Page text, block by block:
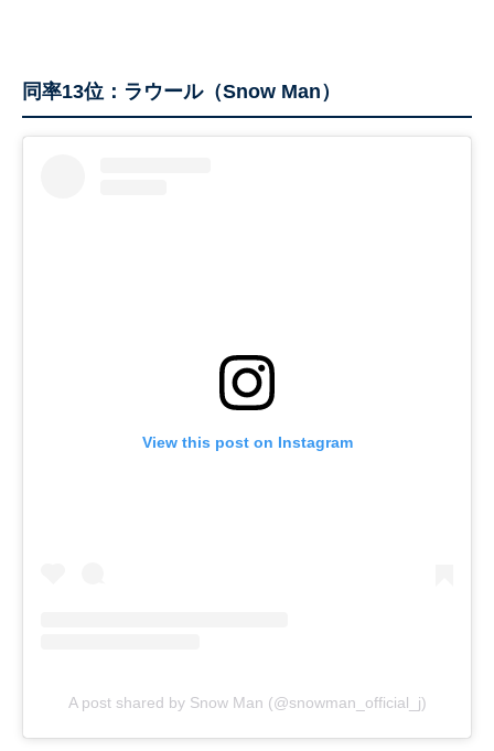
同率13位：ラウール（Snow Man）
View this post on Instagram
A post shared by Snow Man (@snowman_official_j)